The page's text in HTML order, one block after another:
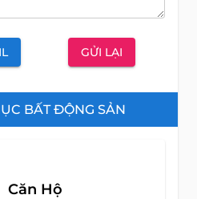
GỬI LẠI
BẤT ĐỘNG SẢN
Căn Hộ